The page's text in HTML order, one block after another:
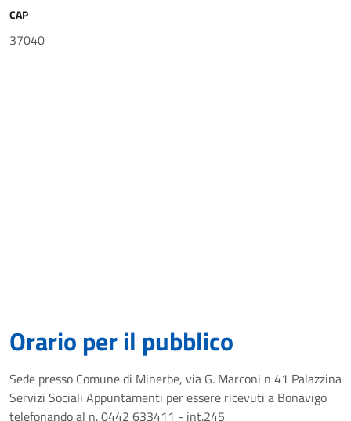
CAP
37040
Orario per il pubblico
Sede presso Comune di Minerbe, via G. Marconi n 41 Palazzina
Servizi Sociali Appuntamenti per essere ricevuti a Bonavigo
telefonando al n. 0442 633411 - int.245